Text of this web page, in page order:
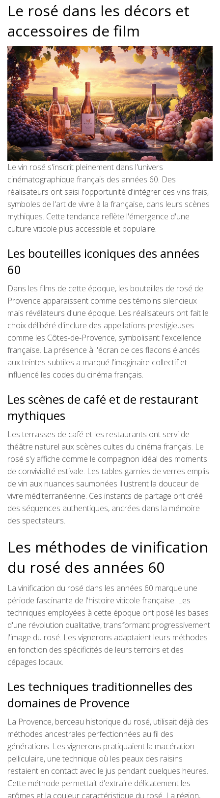
Le rosé dans les décors et
accessoires de film
Le vin rosé s'inscrit pleinement dans l'univers
cinématographique français des années 60. Des
réalisateurs ont saisi l'opportunité d'intégrer ces vins frais,
symboles de l'art de vivre à la française, dans leurs scènes
mythiques. Cette tendance reflète l'émergence d'une
culture viticole plus accessible et populaire.
Les bouteilles iconiques des années
60
Dans les films de cette époque, les bouteilles de rosé de
Provence apparaissent comme des témoins silencieux
mais révélateurs d'une époque. Les réalisateurs ont fait le
choix délibéré d'inclure des appellations prestigieuses
comme les Côtes-de-Provence, symbolisant l'excellence
française. La présence à l'écran de ces flacons élancés
aux teintes subtiles a marqué l'imaginaire collectif et
influencé les codes du cinéma français.
Les scènes de café et de restaurant
mythiques
Les terrasses de café et les restaurants ont servi de
théâtre naturel aux scènes cultes du cinéma français. Le
rosé s'y affiche comme le compagnon idéal des moments
de convivialité estivale. Les tables garnies de verres emplis
de vin aux nuances saumonées illustrent la douceur de
vivre méditerranéenne. Ces instants de partage ont créé
des séquences authentiques, ancrées dans la mémoire
des spectateurs.
Les méthodes de vinification
du rosé des années 60
La vinification du rosé dans les années 60 marque une
période fascinante de l'histoire viticole française. Les
techniques employées à cette époque ont posé les bases
d'une révolution qualitative, transformant progressivement
l'image du rosé. Les vignerons adaptaient leurs méthodes
en fonction des spécificités de leurs terroirs et des
cépages locaux.
Les techniques traditionnelles des
domaines de Provence
La Provence, berceau historique du rosé, utilisait déjà des
méthodes ancestrales perfectionnées au fil des
générations. Les vignerons pratiquaient la macération
pelliculaire, une technique où les peaux des raisins
restaient en contact avec le jus pendant quelques heures.
Cette méthode permettait d'extraire délicatement les
arômes et la couleur caractéristique du rosé. La région,